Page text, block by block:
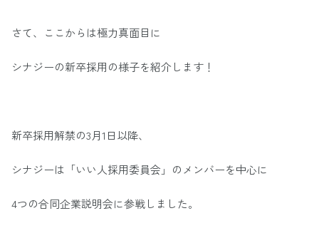
さて、ここからは極力真面目に
シナジーの新卒採用の様子を紹介します！
新卒採用解禁の3月1日以降、
シナジーは「いい人採用委員会」のメンバーを中心に
4つの合同企業説明会に参戦しました。